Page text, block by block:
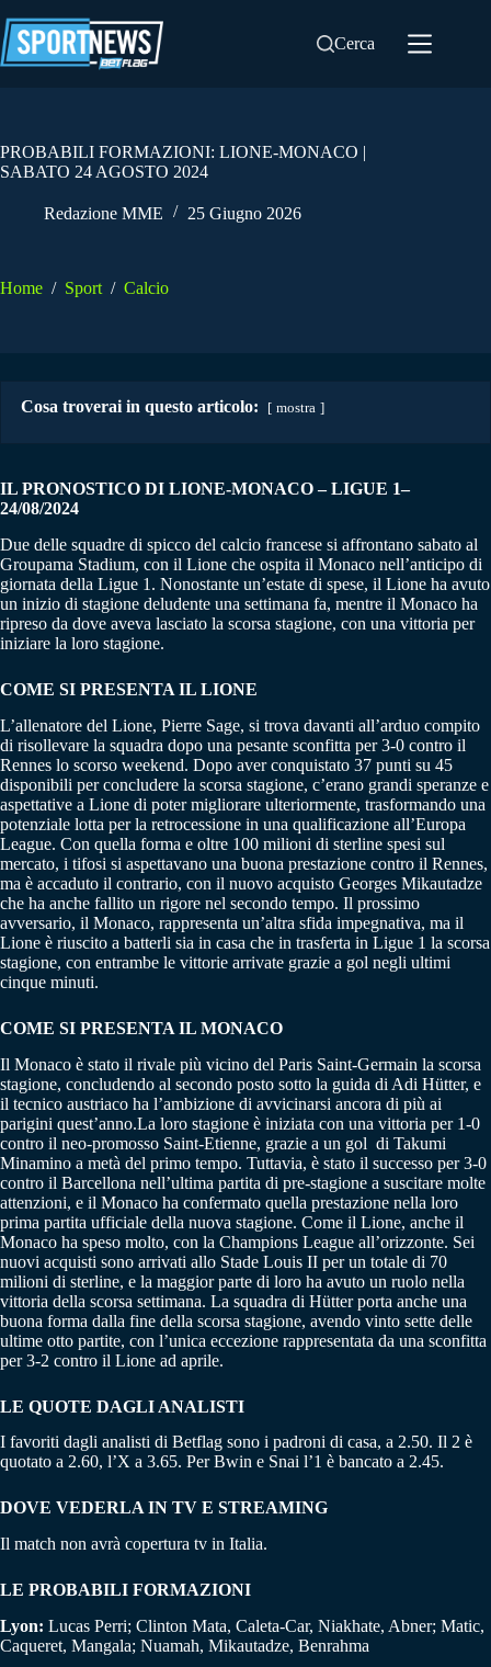
al
contenuto
Cerca
PROBABILI FORMAZIONI: LIONE-MONACO |
SABATO 24 AGOSTO 2024
Redazione MME 25 Giugno 2026
Home / Sport / Calcio
Cosa troverai in questo articolo: mostra
IL PRONOSTICO DI LIONE-MONACO – LIGUE 1–
24/08/2024
Due delle squadre di spicco del calcio francese si affrontano sabato al
Groupama Stadium, con il Lione che ospita il Monaco nell’anticipo di
giornata della Ligue 1. Nonostante un’estate di spese, il Lione ha avuto
un inizio di stagione deludente una settimana fa, mentre il Monaco ha
ripreso da dove aveva lasciato la scorsa stagione, con una vittoria per
iniziare la loro stagione.
COME SI PRESENTA IL LIONE
L’allenatore del Lione, Pierre Sage, si trova davanti all’arduo compito
di risollevare la squadra dopo una pesante sconfitta per 3-0 contro il
Rennes lo scorso weekend. Dopo aver conquistato 37 punti su 45
disponibili per concludere la scorsa stagione, c’erano grandi speranze e
aspettative a Lione di poter migliorare ulteriormente, trasformando una
potenziale lotta per la retrocessione in una qualificazione all’Europa
League. Con quella forma e oltre 100 milioni di sterline spesi sul
mercato, i tifosi si aspettavano una buona prestazione contro il Rennes,
ma è accaduto il contrario, con il nuovo acquisto Georges Mikautadze
che ha anche fallito un rigore nel secondo tempo. Il prossimo
avversario, il Monaco, rappresenta un’altra sfida impegnativa, ma il
Lione è riuscito a batterli sia in casa che in trasferta in Ligue 1 la scorsa
stagione, con entrambe le vittorie arrivate grazie a gol negli ultimi
cinque minuti.
COME SI PRESENTA IL MONACO
Il Monaco è stato il rivale più vicino del Paris Saint-Germain la scorsa
stagione, concludendo al secondo posto sotto la guida di Adi Hütter, e
il tecnico austriaco ha l’ambizione di avvicinarsi ancora di più ai
parigini quest’anno.La loro stagione è iniziata con una vittoria per 1-0
contro il neo-promosso Saint-Etienne, grazie a un gol di Takumi
Minamino a metà del primo tempo. Tuttavia, è stato il successo per 3-0
contro il Barcellona nell’ultima partita di pre-stagione a suscitare molte
attenzioni, e il Monaco ha confermato quella prestazione nella loro
prima partita ufficiale della nuova stagione. Come il Lione, anche il
Monaco ha speso molto, con la Champions League all’orizzonte. Sei
nuovi acquisti sono arrivati allo Stade Louis II per un totale di 70
milioni di sterline, e la maggior parte di loro ha avuto un ruolo nella
vittoria della scorsa settimana. La squadra di Hütter porta anche una
buona forma dalla fine della scorsa stagione, avendo vinto sette delle
ultime otto partite, con l’unica eccezione rappresentata da una sconfitta
per 3-2 contro il Lione ad aprile.
LE QUOTE DAGLI ANALISTI
I favoriti dagli analisti di Betflag sono i padroni di casa, a 2.50. Il 2 è
quotato a 2.60, l’X a 3.65. Per Bwin e Snai l’1 è bancato a 2.45.
DOVE VEDERLA IN TV E STREAMING
Il match non avrà copertura tv in Italia.
LE PROBABILI FORMAZIONI
Lyon: Lucas Perri; Clinton Mata, Caleta-Car, Niakhate, Abner; Matic,
Caqueret, Mangala; Nuamah, Mikautadze, Benrahma